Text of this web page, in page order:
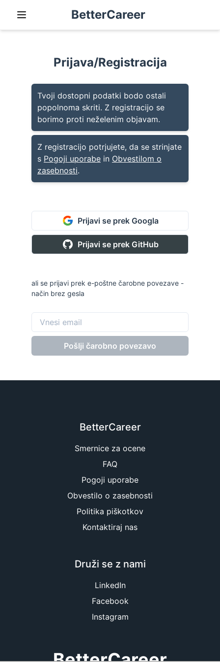
BetterCareer
Prijava/Registracija
Tvoji dostopni podatki bodo ostali
popolnoma skriti. Z registracijo se
borimo proti neželenim objavam.
Z registracijo potrjujete, da se strinjate
s Pogoji uporabe in Obvestilom o
zasebnosti.
Prijavi se prek Googla
Prijavi se prek GitHub
ali se prijavi prek e-poštne čarobne povezave -
način brez gesla
Pošlji čarobno povezavo
BetterCareer
Smernice za ocene
FAQ
Pogoji uporabe
Obvestilo o zasebnosti
Politika piškotkov
Kontaktiraj nas
Druži se z nami
LinkedIn
Facebook
Instagram